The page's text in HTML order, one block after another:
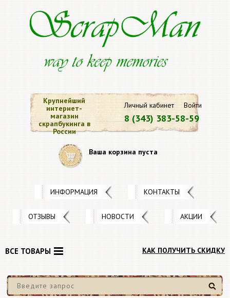
Личный кабинет Войти
8 (343) 383-58-59
Крупнейший
интернет-
магазин
скрапбукинга в
России
Ваша корзина пуста
ИНФОРМАЦИЯ КОНТАКТЫ
ОТЗЫВЫ НОВОСТИ АКЦИИ
КАК ПОЛУЧИТЬ СКИДКУ
Найти
ВСЕ ТОВАРЫ